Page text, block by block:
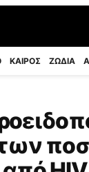
ΚΑΙΡΟΣ ΖΩΔΙΑ
των